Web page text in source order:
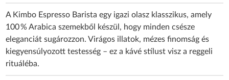
A Kimbo Espresso Barista egy igazi olasz klasszikus, amely
100 % Arabica szemekből készül, hogy minden csésze
eleganciát sugározzon. Virágos illatok, mézes finomság és
kiegyensúlyozott testesség – ez a kávé stílust visz a reggeli
rituáléba.